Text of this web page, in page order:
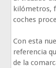
kilómetros,
coches
Con esta
referencia
de la